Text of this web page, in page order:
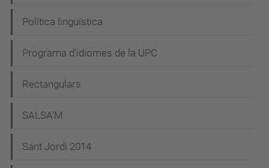
Política lingüística
Programa d'idiomes de la UPC
Rectangulars
SALSA'M
Sant Jordi 2014